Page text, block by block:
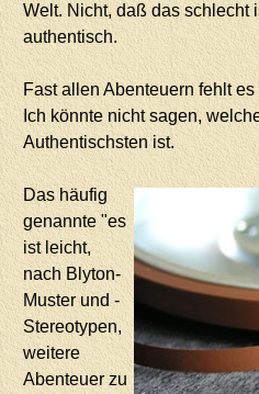
Welt. Nicht, daß das schlecht
authentisch.
Fast allen Abenteuern fehlt
Ich könnte nicht sagen,
Authentischsten ist.
Das häufig
genannte "es
ist leicht,
nach Blyton-
Muster und -
Stereotypen,
weitere
Abenteuer zu